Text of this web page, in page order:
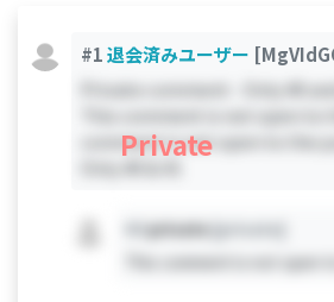
#1退会済みユーザー
Private comment - Only #0 and
This comment is not open to
comment is not open to the
Private
private [private]
This comment is not open